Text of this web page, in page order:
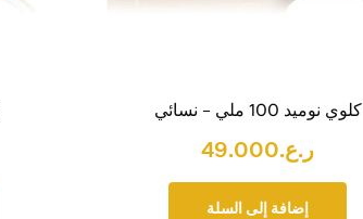
كلوي نوميد 100 ملي – نسائي
ر.ع.49.000
إضافة إلى السلة